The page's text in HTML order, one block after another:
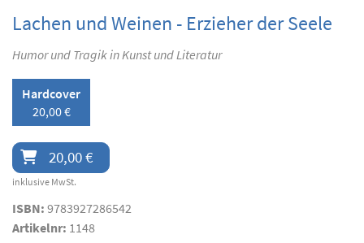
Lachen und Weinen - Erzieher der Seele
Humor und Tragik in Kunst und Literatur
Hardcover
20,00 €
20,00 €
inklusive MwSt.
ISBN: 9783927286542
Artikelnr: 1148